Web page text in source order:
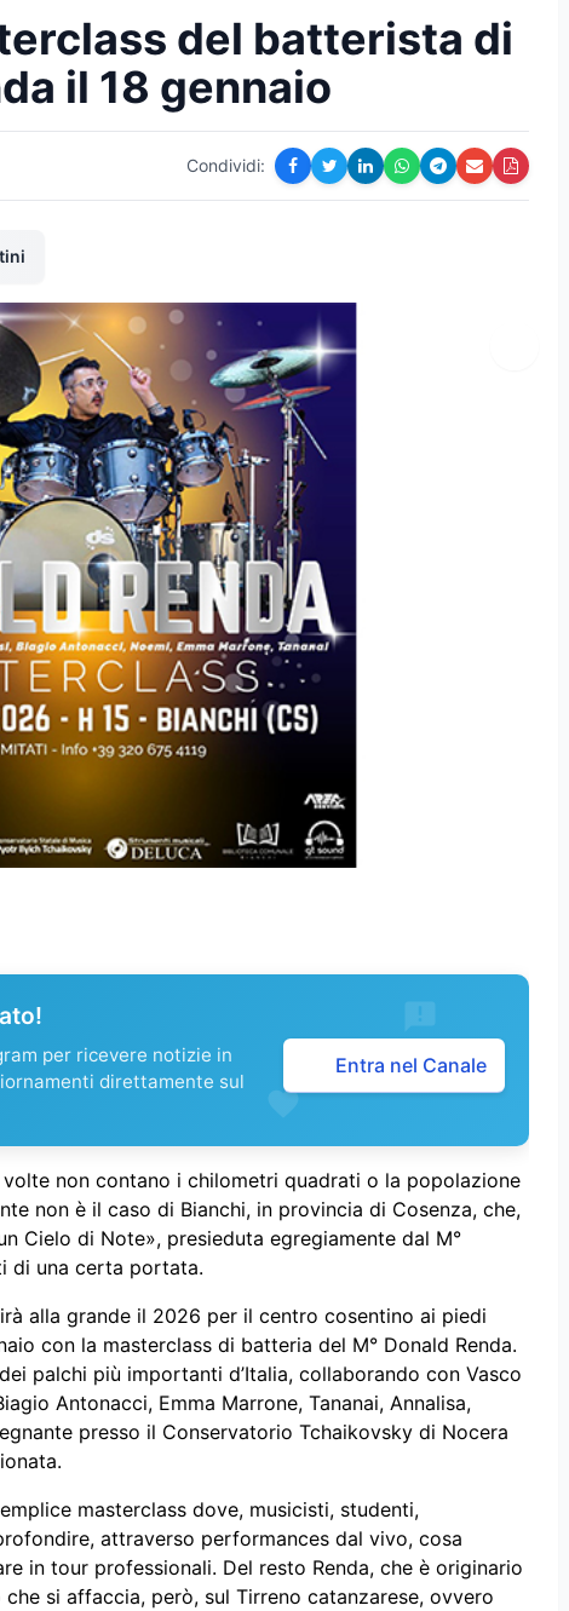
del batterista di
il 18 gennaio
Condividi:
per ricevere notizie in
direttamente sul
Entra nel Canale
non contano i chilometri quadrati o la popolazione
non è il caso di Bianchi, in provincia di Cosenza, che,
Cielo di Note», presieduta egregiamente dal M°
di una certa portata.
alla grande il 2026 per il centro cosentino ai piedi
con la masterclass di batteria del M° Donald Renda.
palchi più importanti d’Italia, collaborando con Vasco
Antonacci, Emma Marrone, Tananai, Annalisa,
presso il Conservatorio Tchaikovsky di Nocera
masterclass dove, musicisti, studenti,
attraverso performances dal vivo, cosa
in tour professionali. Del resto Renda, che è originario
si affaccia, però, sul Tirreno catanzarese, ovvero